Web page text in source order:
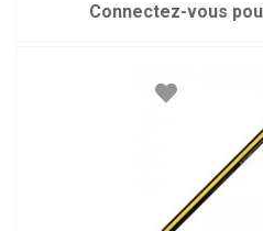
Connectez-vous